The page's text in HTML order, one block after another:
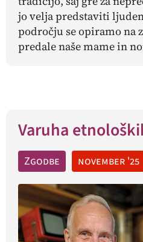
jo velja predstaviti
področju se opiramo na
predale naše mame in
Varuha
Zgodbe november '25